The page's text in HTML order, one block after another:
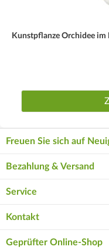
Kunstpflanze Orchidee
Freuen Sie sich auf
Bezahlung & Versand
Service
Kontakt
Geprüfter Online-Shop